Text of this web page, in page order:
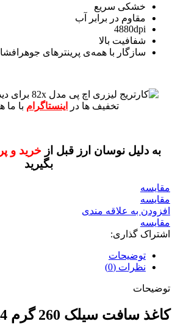
خشکی سریع
مقاوم در برابر آب
4880dpi
شفافیت بالا
سازگار با همه‌ی پرینترهای
برای
تخفیف ها در
اینستاگرام با ما
به دلیل نوسان ارز قبل از خرید و
بگیرید
مقايسه
مقایسه
افزودن به علاقه مندی
مقایسه
اشتراک گذاری:
توضیحات
نظرات (0)
توضیحات
کاغذ سافت سیلک 260 گرم A4 ولف